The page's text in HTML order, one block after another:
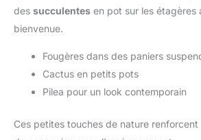
des succulentes en pot sur les étagères
bienvenue.
Fougères dans des paniers
Cactus en petits pots
Pilea pour un look contemporain
Ces petites touches de nature renforcent